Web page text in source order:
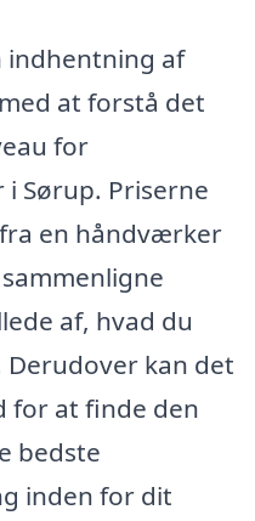
indhentning af
at forstå det
for
Sørup. Priserne
en håndværker
af, hvad du
kan det
for at finde den
bedste
inden for dit